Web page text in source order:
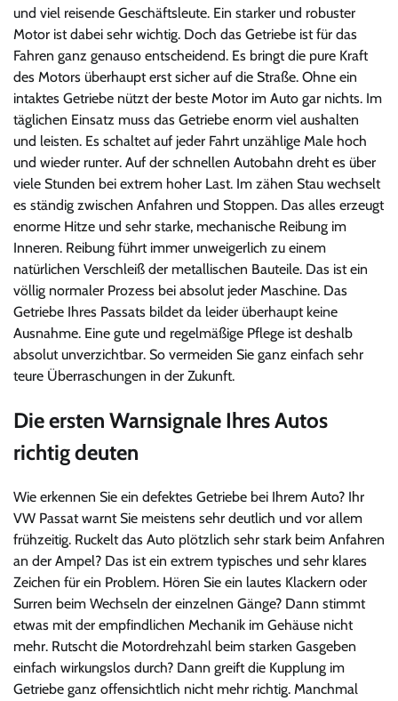
und viel reisende Geschäftsleute. Ein starker und robuster
Motor ist dabei sehr wichtig. Doch das Getriebe ist für das
Fahren ganz genauso entscheidend. Es bringt die pure Kraft
des Motors überhaupt erst sicher auf die Straße. Ohne ein
intaktes Getriebe nützt der beste Motor im Auto gar nichts. Im
täglichen Einsatz muss das Getriebe enorm viel aushalten
und leisten. Es schaltet auf jeder Fahrt unzählige Male hoch
und wieder runter. Auf der schnellen Autobahn dreht es über
viele Stunden bei extrem hoher Last. Im zähen Stau wechselt
es ständig zwischen Anfahren und Stoppen. Das alles erzeugt
enorme Hitze und sehr starke, mechanische Reibung im
Inneren. Reibung führt immer unweigerlich zu einem
natürlichen Verschleiß der metallischen Bauteile. Das ist ein
völlig normaler Prozess bei absolut jeder Maschine. Das
Getriebe Ihres Passats bildet da leider überhaupt keine
Ausnahme. Eine gute und regelmäßige Pflege ist deshalb
absolut unverzichtbar. So vermeiden Sie ganz einfach sehr
teure Überraschungen in der Zukunft.
Die ersten Warnsignale Ihres Autos
richtig deuten
Wie erkennen Sie ein defektes Getriebe bei Ihrem Auto? Ihr
VW Passat warnt Sie meistens sehr deutlich und vor allem
frühzeitig. Ruckelt das Auto plötzlich sehr stark beim Anfahren
an der Ampel? Das ist ein extrem typisches und sehr klares
Zeichen für ein Problem. Hören Sie ein lautes Klackern oder
Surren beim Wechseln der einzelnen Gänge? Dann stimmt
etwas mit der empfindlichen Mechanik im Gehäuse nicht
mehr. Rutscht die Motordrehzahl beim starken Gasgeben
einfach wirkungslos durch? Dann greift die Kupplung im
Getriebe ganz offensichtlich nicht mehr richtig. Manchmal